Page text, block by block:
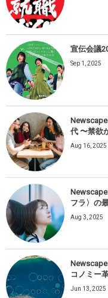
宣伝会議
Sep 1, 2025
代 〜禁欲
Aug 16, 2025
フラ〉の
Aug 3, 2025
コノミー
Jun 13, 2025